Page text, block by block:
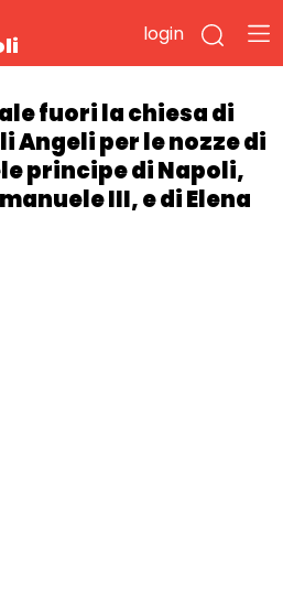
login
fuori la chiesa di
Angeli per le nozze di
principe di Napoli,
III, e di Elena